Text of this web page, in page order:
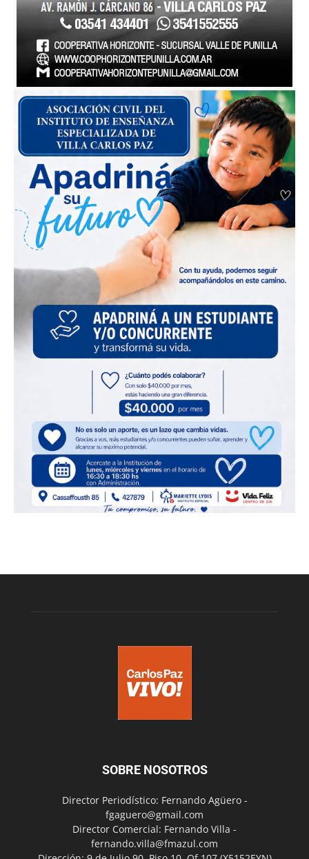
SOBRE NOSOTROS
Director Periodístico: Fernando Agüero -
fgaguero@gmail.com
Director Comercial: Fernando Villa -
fernando.villa@fmazul.com